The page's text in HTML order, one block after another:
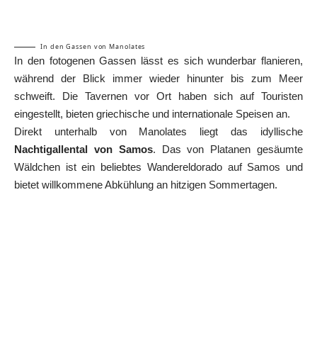
In den Gassen von Manolates
In den fotogenen Gassen lässt es sich wunderbar flanieren,
während der Blick immer wieder hinunter bis zum Meer
schweift. Die Tavernen vor Ort haben sich auf Touristen
eingestellt, bieten griechische und internationale Speisen an.
Direkt unterhalb von Manolates liegt das idyllische
Nachtigallental von Samos. Das von Platanen gesäumte
Wäldchen ist ein beliebtes Wandereldorado auf Samos und
bietet willkommene Abkühlung an hitzigen Sommertagen.